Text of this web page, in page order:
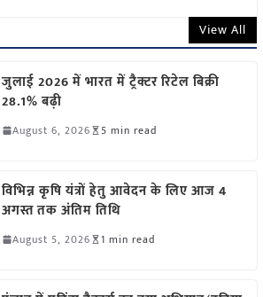
View All
जुलाई 2026 में भारत में ट्रैक्टर रिटेल बिक्री
28.1% बढ़ी
August 6, 2026 5 min read
विभिन्न कृषि यंत्रों हेतु आवेदन के लिए आज 4
अगस्त तक अंतिम तिथि
August 5, 2026 1 min read